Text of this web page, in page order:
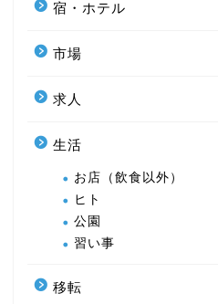
宿・ホテル
市場
求人
生活
お店（飲食以外）
ヒト
公園
習い事
移転